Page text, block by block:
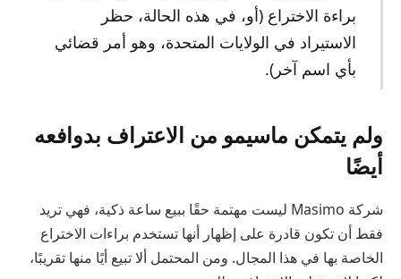
براءة الاختراع (أو، في هذه الحالة، حظر
الاستيراد في الولايات المتحدة، وهو أمر قضائي
بأي اسم آخر).
ولم يتمكن ماسيمو من الاعتراف بدوافعه
أيضًا
شركة Masimo ليست مهتمة حقًا ببيع ساعة ذكية، فهي تريد
فقط أن تكون قادرة على إظهار أنها تستخدم براءات الاختراع
الخاصة بها في هذا المجال. ومن المحتمل ألا تبيع أيًا منها تقريبًا،